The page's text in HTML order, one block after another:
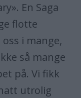
En Saga
flotte
i mange,
så mange
på. Vi fikk
utrolig